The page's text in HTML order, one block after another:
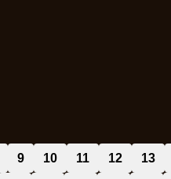
9 10 11 12 13